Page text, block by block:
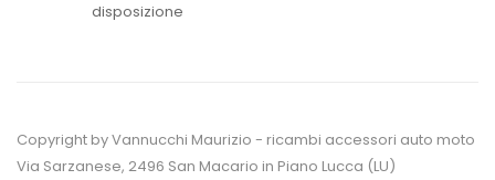
disposizione
Copyright by Vannucchi Maurizio - ricambi accessori auto moto
Via Sarzanese, 2496 San Macario in Piano Lucca (LU)